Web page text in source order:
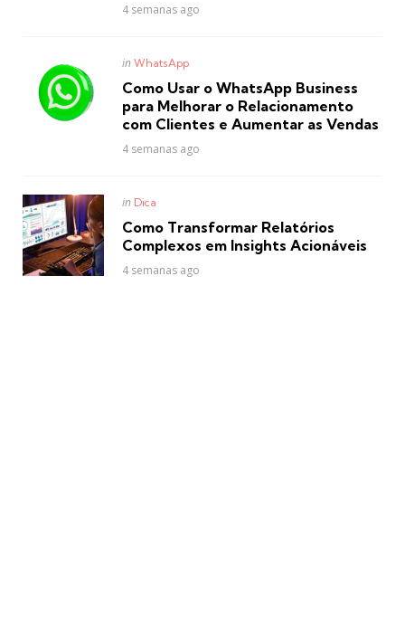
4 semanas ago
Posted
in WhatsApp
Como Usar o WhatsApp Business
para Melhorar o Relacionamento
com Clientes e Aumentar as Vendas
4 semanas ago
Posted
in Dica
Como Transformar Relatórios
Complexos em Insights Acionáveis
4 semanas ago